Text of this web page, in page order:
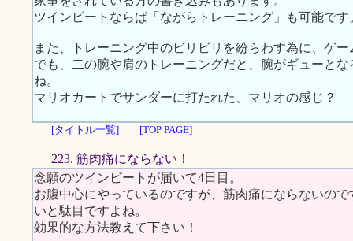
ツインビートならば「ながらトレーニング」も可能です
また、トレーニング中のビリビリを紛らわす為に、ゲ
でも、二の腕や肩のトレーニングだと、腕がギューと
ね。
マリオカートでサンダーに打たれた、マリオの感じ？
[タイトル一覧] [TOP PAGE]
223. 筋肉痛にならない！
念願のツインビートが届いて4日目。
お腹中心にやっているのですが、筋肉痛にならないの
いと駄目ですよね。
効果的な方法教えて下さい！